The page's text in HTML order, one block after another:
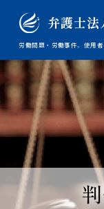
弁護士法
労働問題・労働事件、使用